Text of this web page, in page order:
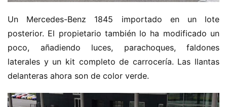
Un Mercedes-Benz 1845 importado en un lote
posterior. El propietario también lo ha modificado un
poco, añadiendo luces, parachoques, faldones
laterales y un kit completo de carrocería. Las llantas
delanteras ahora son de color verde.